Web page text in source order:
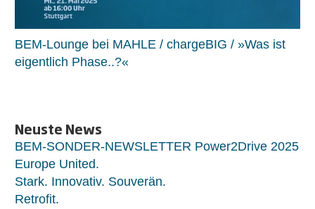
BEM-Lounge bei MAHLE / chargeBIG / »Was ist
eigentlich Phase..?«
Neuste News
BEM-SONDER-NEWSLETTER Power2Drive 2025
Europe United.
Stark. Innovativ. Souverän.
Retrofit.